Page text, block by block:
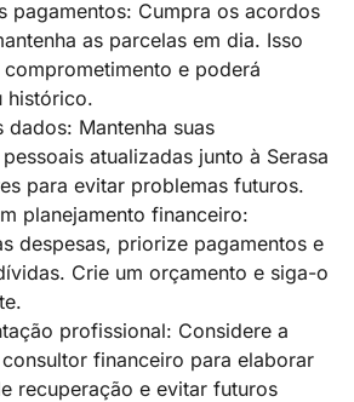
pagamentos: Cumpra os acordos
as parcelas em dia. Isso
e poderá
histórico.
dados: Mantenha suas
atualizadas junto à Serasa
para evitar problemas futuros.
planejamento financeiro:
despesas, priorize pagamentos e
Crie um orçamento e siga-o
profissional: Considere a
financeiro para elaborar
recuperação e evitar futuros